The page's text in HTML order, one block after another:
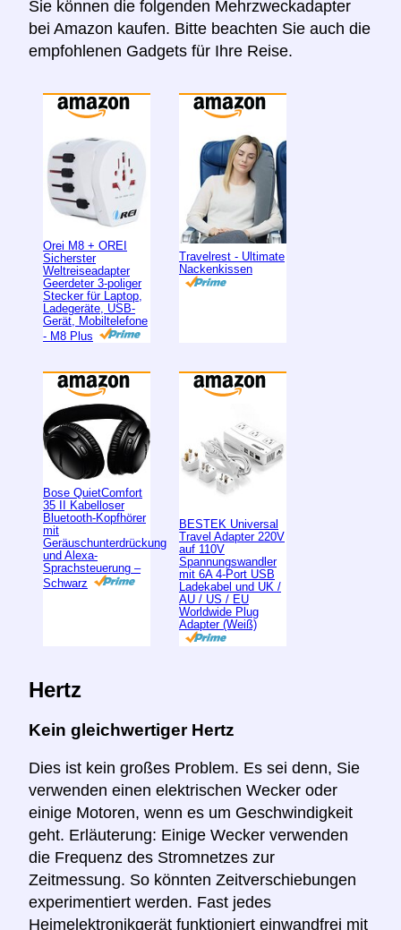
Sie können die folgenden Mehrzweckadapter
bei Amazon kaufen. Bitte beachten Sie auch die
empfohlenen Gadgets für Ihre Reise.
Orei M8 + OREI
Sicherster
Weltreiseadapter
Geerdeter 3-poliger
Stecker für Laptop,
Ladegeräte, USB-
Gerät, Mobiltelefone
- M8 Plus
Travelrest - Ultimate
Nackenkissen
Bose QuietComfort
35 II Kabelloser
Bluetooth-Kopfhörer
mit
Geräuschunterdrückung
und Alexa-
Sprachsteuerung –
Schwarz
BESTEK Universal
Travel Adapter 220V
auf 110V
Spannungswandler
mit 6A 4-Port USB
Ladekabel und UK /
AU / US / EU
Worldwide Plug
Adapter (Weiß)
Hertz
Kein gleichwertiger Hertz
Dies ist kein großes Problem. Es sei denn, Sie
verwenden einen elektrischen Wecker oder
einige Motoren, wenn es um Geschwindigkeit
geht. Erläuterung: Einige Wecker verwenden
die Frequenz des Stromnetzes zur
Zeitmessung. So könnten Zeitverschiebungen
experimentiert werden. Fast jedes
Heimelektronikgerät funktioniert einwandfrei mit